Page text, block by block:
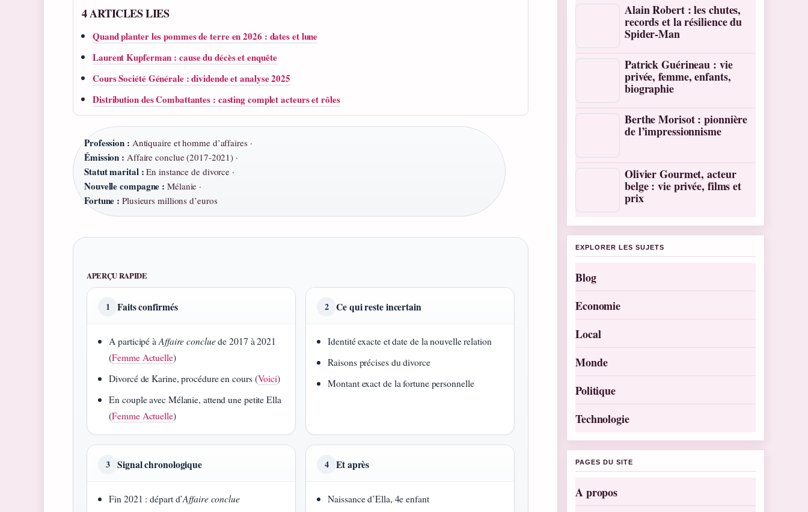
4 ARTICLES LIES
Quand planter les pommes de terre en 2026 : dates et lune
Laurent Kupferman : cause du décès et enquête
Cours Société Générale : dividende et analyse 2025
Distribution des Combattantes : casting complet acteurs et rôles
Profession : Antiquaire et homme d’affaires ·
Émission : Affaire conclue (2017-2021) ·
Statut marital : En instance de divorce ·
Nouvelle compagne : Mélanie ·
Fortune : Plusieurs millions d’euros
APERÇU RAPIDE
1 Faits confirmés
A participé à Affaire concluede 2017 à 2021
(Femme Actuelle)
Divorcé de Karine, procédure en cours (Voici)
En couple avec Mélanie, attend une petite Ella
(Femme Actuelle)
2 Ce qui reste incertain
Identité exacte et date de la nouvelle relation
Raisons précises du divorce
Montant exact de la fortune personnelle
3 Signal chronologique
Fin 2021 : départ d’Affaire conclue
4 Et après
Naissance d’Ella, 4e enfant
Alain Robert : les chutes,
records et la résilience du
Spider-Man
Patrick Guérineau : vie
privée, femme, enfants,
biographie
Berthe Morisot : pionnière
de l’impressionnisme
Olivier Gourmet, acteur
belge : vie privée, films et
prix
EXPLORER LES SUJETS
Blog
Economie
Local
Monde
Politique
Technologie
PAGES DU SITE
A propos